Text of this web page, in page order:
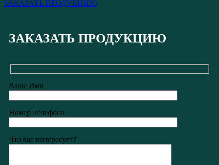
ЗАКАЗАТЬ ПРОДУКЦИЮ
ЗАКАЗАТЬ ПРОДУКЦИЮ
Ваше Имя
Номер Телефона
Что вас интересует?